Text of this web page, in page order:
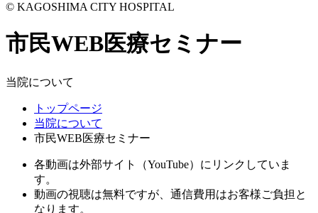
© KAGOSHIMA CITY HOSPITAL
市民WEB医療セミナー
当院について
トップページ
当院について
市民WEB医療セミナー
各動画は外部サイト（YouTube）にリンクしていま
す。
動画の視聴は無料ですが、通信費用はお客様ご負担と
なります。